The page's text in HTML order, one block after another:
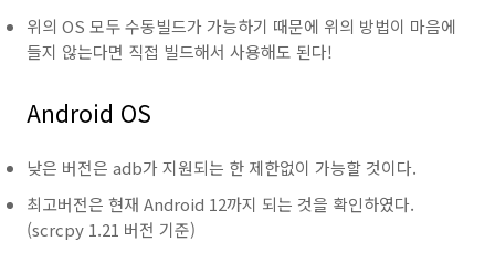
위의 OS 모두 수동빌드가 가능하기 때문에 위의 방법이 마음에
들지 않는다면 직접 빌드해서 사용해도 된다!
Android OS
낮은 버전은 adb가 지원되는 한 제한없이 가능할 것이다.
최고버전은 현재 Android 12까지 되는 것을 확인하였다.
(scrcpy 1.21 버전 기준)